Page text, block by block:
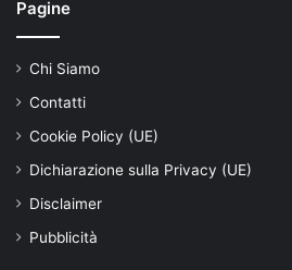
Pagine
Chi Siamo
Contatti
Cookie Policy (UE)
Dichiarazione sulla Privacy (UE)
Disclaimer
Pubblicità